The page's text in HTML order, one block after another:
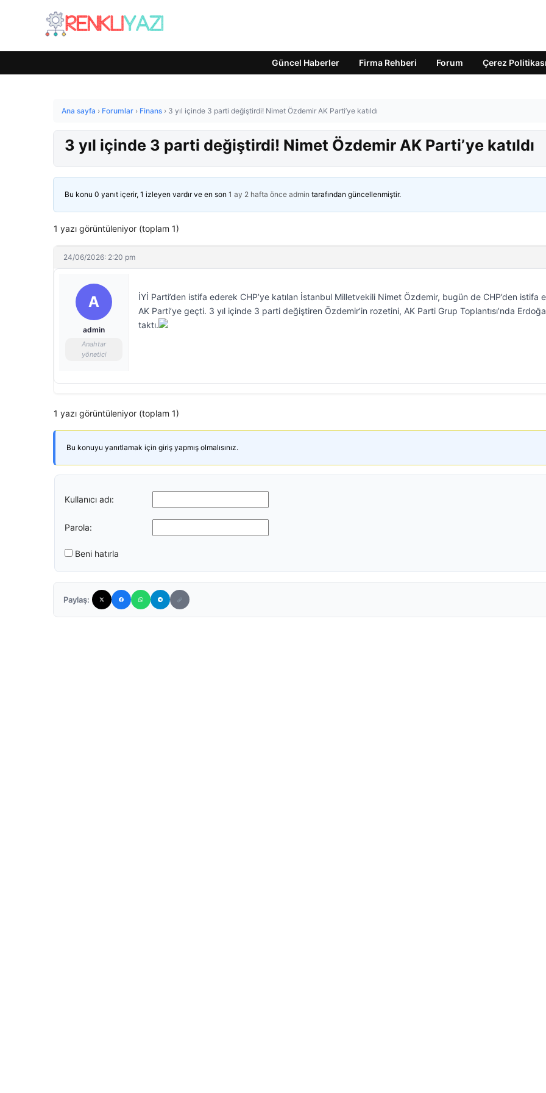
Güncel Haberler Firma Rehberi Forum Çerez Politikası
Ana sayfa › Forumlar › Finans › 3 yıl içinde 3 parti değiştirdi! Nimet Özdemir AK Parti’ye katıldı
3 yıl içinde 3 parti değiştirdi! Nimet Özdemir AK Parti’ye katıldı
Bu konu 0 yanıt içerir, 1 izleyen vardır ve en son 1 ay 2 hafta önce admin tarafından güncellenmiştir.
1 yazı görüntüleniyor (toplam 1)
24/06/2026: 2:20 pm
A
admin
Anahtar
yönetici
İYİ Parti’den istifa ederek CHP’ye katılan İstanbul Milletvekili Nimet Özdemir, bugün de CHP’den istifa
AK Parti’ye geçti. 3 yıl içinde 3 parti değiştiren Özdemir’in rozetini, AK Parti Grup Toplantısı’nda
taktı.
1 yazı görüntüleniyor (toplam 1)
Bu konuyu yanıtlamak için giriş yapmış olmalısınız.
Kullanıcı adı:
Parola:
Beni hatırla
Paylaş: